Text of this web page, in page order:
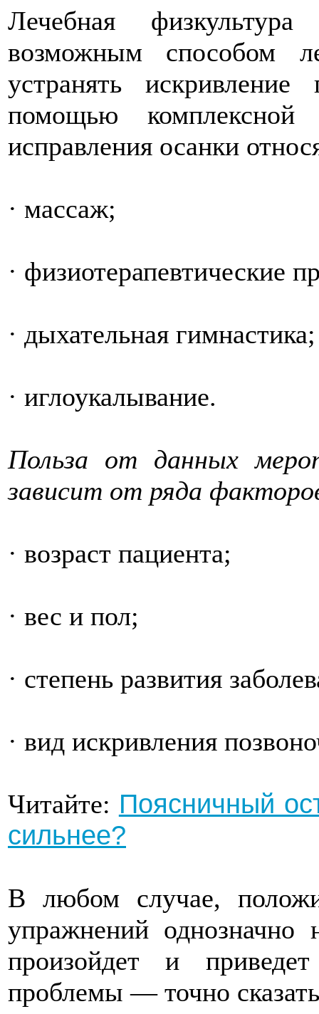
Лечебная
возможным способом
устранять
помощью
исправления осанки
· массаж;
· физиотерапевтические
· дыхательная гимнастика;
· иглоукалывание.
Польза от данных
зависит от ряда
· возраст пациента;
· вес и пол;
· степень развития
· вид искривления
Читайте: Поясничный
сильнее?
В любом случае,
упражнений однозначно
произойдет и
проблемы — точно